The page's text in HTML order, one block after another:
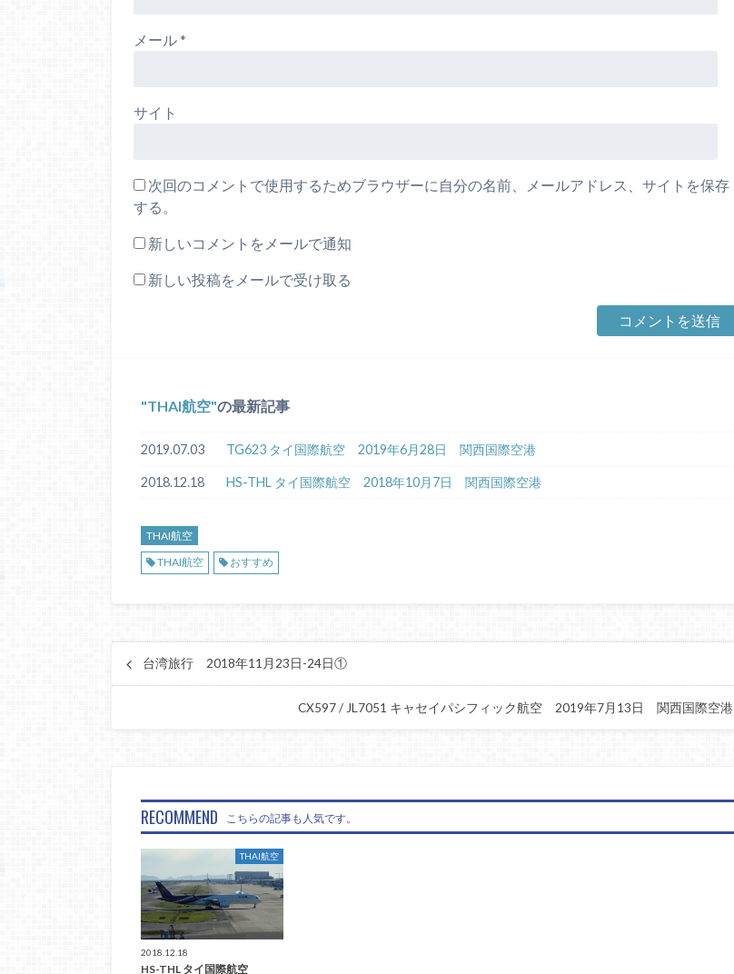
メール*
サイト
次回のコメントで使用するためブラウザーに自分の名前、メールアドレス、サイトを保存
する。
新しいコメントをメールで通知
新しい投稿をメールで受け取る
THAI航空 の最新記事
2019.07.03 TG623 タイ国際航空 2019年6月28日 関西国際空港
2018.12.18 HS-THL タイ国際航空 2018年10月7日 関西国際空港
THAI航空
THAI航空
おすすめ
台湾旅行 2018年11月23日-24日①
CX597 / JL7051 キャセイパシフィック航空 2019年7月13日 関西国際空港
RECOMMEND こちらの記事も人気です。
THAI航空
2018.12.18
HS-THL タイ国際航空